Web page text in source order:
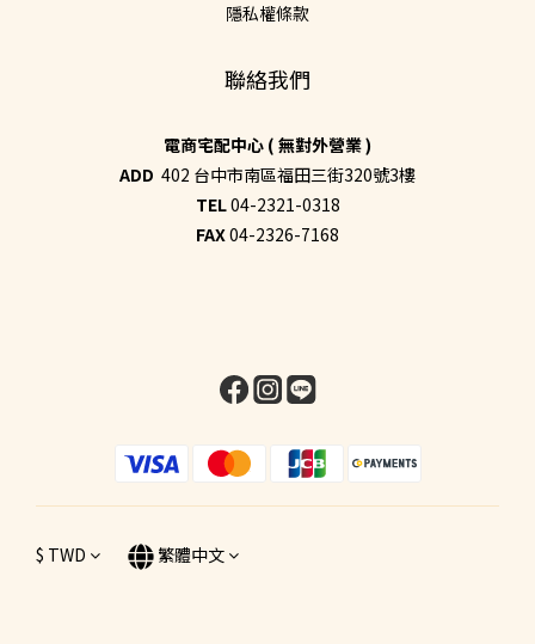
隱私權條款
聯絡我們
電商宅配中心 ( 無對外營業 )
ADD 402 台中市南區福田三街320號3樓
TEL04-2321-0318
FAX04-2326-7168
$ TWD 繁體中文